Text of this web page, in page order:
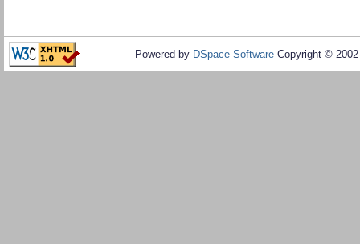
Powered by DSpace Software Copyright ©